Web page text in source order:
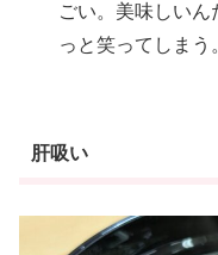
ごい。美味しいん
っと笑ってしまう
肝吸い